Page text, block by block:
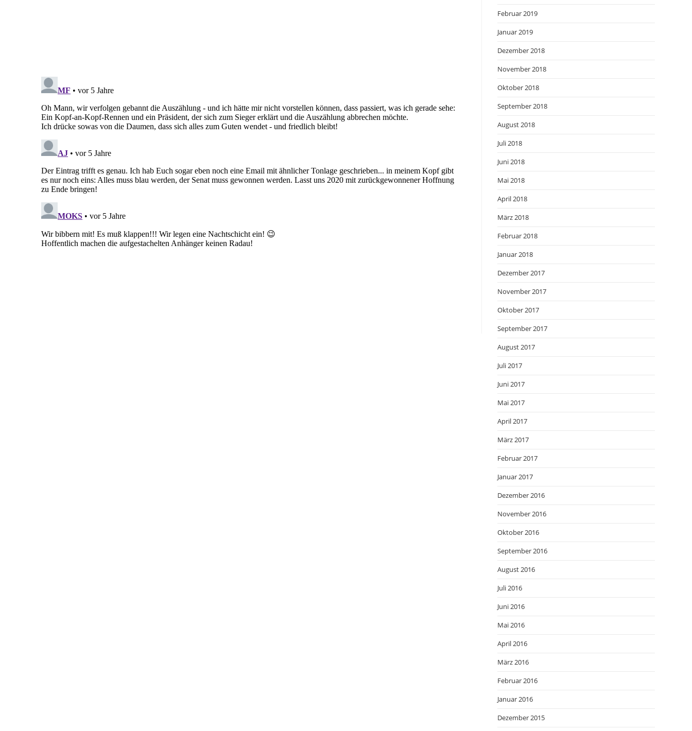
Februar 2019
Januar 2019
Dezember 2018
November 2018
Oktober 2018
September 2018
August 2018
Juli 2018
Juni 2018
Mai 2018
April 2018
März 2018
Februar 2018
Januar 2018
Dezember 2017
November 2017
Oktober 2017
September 2017
August 2017
Juli 2017
Juni 2017
Mai 2017
April 2017
März 2017
Februar 2017
Januar 2017
Dezember 2016
November 2016
Oktober 2016
September 2016
August 2016
Juli 2016
Juni 2016
Mai 2016
April 2016
März 2016
Februar 2016
Januar 2016
Dezember 2015